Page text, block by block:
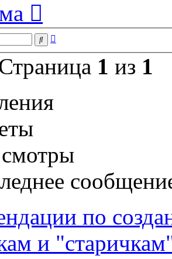
Поиск
1 из 1
по
и